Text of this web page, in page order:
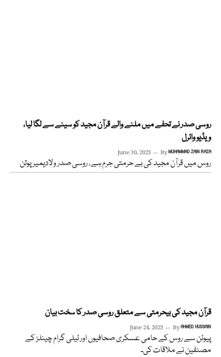
روسی صدر نے تحفے میں ملنے والے قرآن مجید کو سینے سے لگا لیا،
ویڈیو وائرل
June 30, 2023 ByMUHAMMAD ZAIN RAZA
روس میں قرآن مجید کی بے حرمتی جرم ہے، روسی صدر ولادیمیر پوتن
قرآن مجید کی بیحرمتی سے متعلق روسی صدر کا سخت بیان
June 24, 2023 ByAHMED HUSSAIN
پیوٹن سے روس کے حامی عسکری صحافیوں اور ٹیلی گرام چینلز کے
مصنفین نے ملاقات کی۔